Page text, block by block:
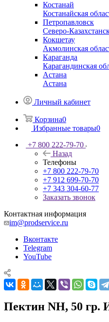
Костанай
Костанайская
Петропавловск
Северо-
Кокшетау
Акмолинская
Караганда
Карагандинская
Астана
Астана
Личный кабинет
Корзина0
Избранные товары0
+7 800 222-79-70
Назад
Телефоны
+7 800 222-79-70
+7 912 699-70-70
+7 343 304-60-77
Заказать звонок
Контактная информация
im@prodservice.ru
Вконтакте
Telegram
YouTube
Пектин NH, 50 гр.